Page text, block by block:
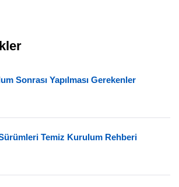
Sonrası Yapılması Gerekenler
Temiz Kurulum Rehberi